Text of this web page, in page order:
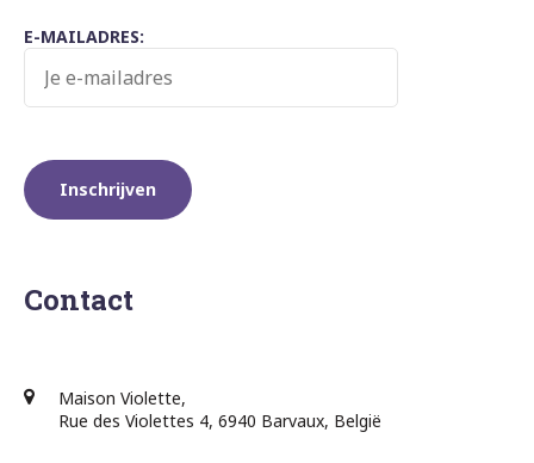
E-MAILADRES:
Contact
Maison Violette,
Rue des Violettes 4, 6940 Barvaux, België